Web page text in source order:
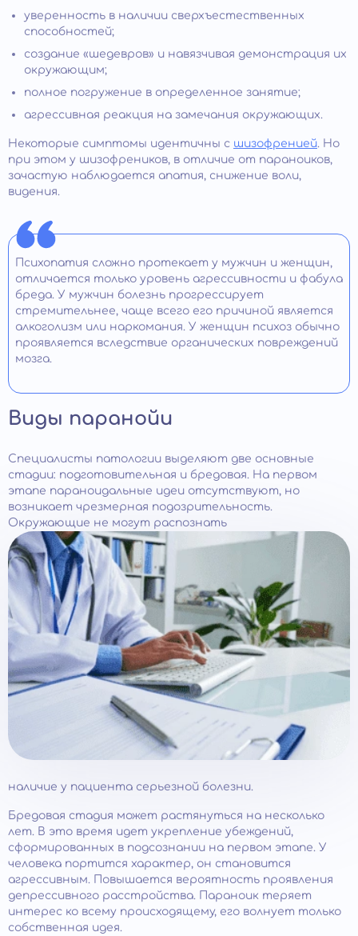
уверенность в наличии сверхъестественных
способностей;
создание «шедевров» и навязчивая демонстрация их
окружающим;
полное погружение в определенное занятие;
агрессивная реакция на замечания окружающих.
Некоторые симптомы идентичны с шизофренией. Но
при этом у шизофреников, в отличие от параноиков,
зачастую наблюдается апатия, снижение воли,
видения.
Психопатия сложно протекает у мужчин и женщин,
отличается только уровень агрессивности и фабула
бреда. У мужчин болезнь прогрессирует
стремительнее, чаще всего его причиной является
алкоголизм или наркомания. У женщин психоз обычно
проявляется вследствие органических повреждений
мозга.
Виды паранойи
Специалисты патологии выделяют две основные
стадии: подготовительная и бредовая. На первом
этапе параноидальные идеи отсутствуют, но
возникает чрезмерная подозрительность.
Окружающие не могут распознать
наличие у пациента серьезной болезни.
Бредовая стадия может растянуться на несколько
лет. В это время идет укрепление убеждений,
сформированных в подсознании на первом этапе. У
человека портится характер, он становится
агрессивным. Повышается вероятность проявления
депрессивного расстройства. Параноик теряет
интерес ко всему происходящему, его волнует только
собственная идея.